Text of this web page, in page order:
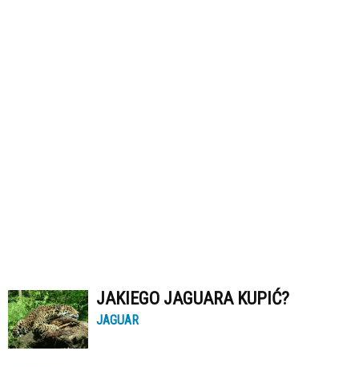
JAKIEGO JAGUARA KUPIĆ?
JAGUAR